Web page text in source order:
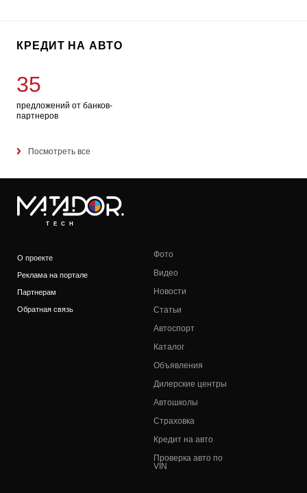
КРЕДИТ НА АВТО
35
предложений от банков-
партнеров
Посмотреть все
TECH
О проекте
Реклама на портале
Партнерам
Обратная связь
Фото
Видео
Новости
Статьи
Автоспорт
Каталог
Объявления
Дилерские центры
Автошколы
Страховка
Кредит на авто
Проверка авто по
VIN